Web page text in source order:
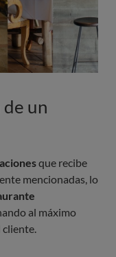
un
que recibe
mencionadas, lo
al máximo
cliente.